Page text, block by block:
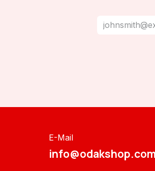
E-Mail
info@odakshop.com​